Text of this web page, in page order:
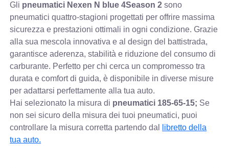
Gli pneumatici Nexen N blue 4Season 2 sono
pneumatici quattro-stagioni progettati per offrire massima
sicurezza e prestazioni ottimali in ogni condizione. Grazie
alla sua mescola innovativa e al design del battistrada,
garantisce aderenza, stabilità e riduzione del consumo di
carburante. Perfetto per chi cerca un compromesso tra
durata e comfort di guida, è disponibile in diverse misure
per adattarsi perfettamente alla tua auto.
Hai selezionato la misura di pneumatici 185-65-15; Se
non sei sicuro della misura dei tuoi pneumatici, puoi
controllare la misura corretta partendo dal
libretto della
tua auto.